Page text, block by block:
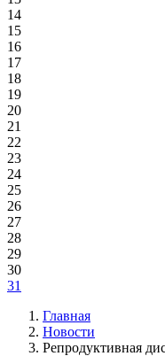
14
15
16
17
18
19
20
21
22
23
24
25
26
27
28
29
30
31
Главная
Новости
Репродуктивная